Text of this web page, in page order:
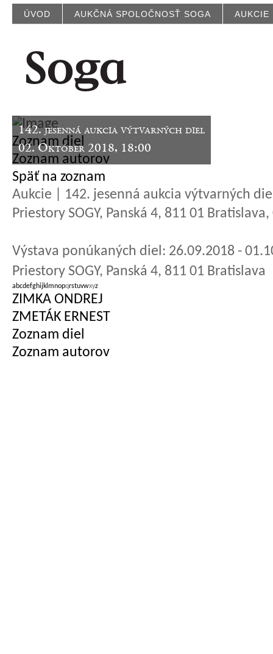
ÚVOD AUKČNÁ SPOLOČNOSŤ SOGA AUKCIE
142. jesenná aukcia výtvarných diel
02. Október 2018, 18:00
Zoznam diel
Zoznam autorov
Späť na zoznam
Aukcie | 142. jesenná aukcia výtvarných
Priestory SOGY, Panská 4, 811 01
Výstava ponúkaných diel: 26.09.2018 -
Priestory SOGY, Panská 4, 811 01 Bratislava
abcdefghijk mnopqrstuvwxyz
ZIMKA ONDREJ
ZMETÁK ERNEST
Zoznam diel
Zoznam autorov